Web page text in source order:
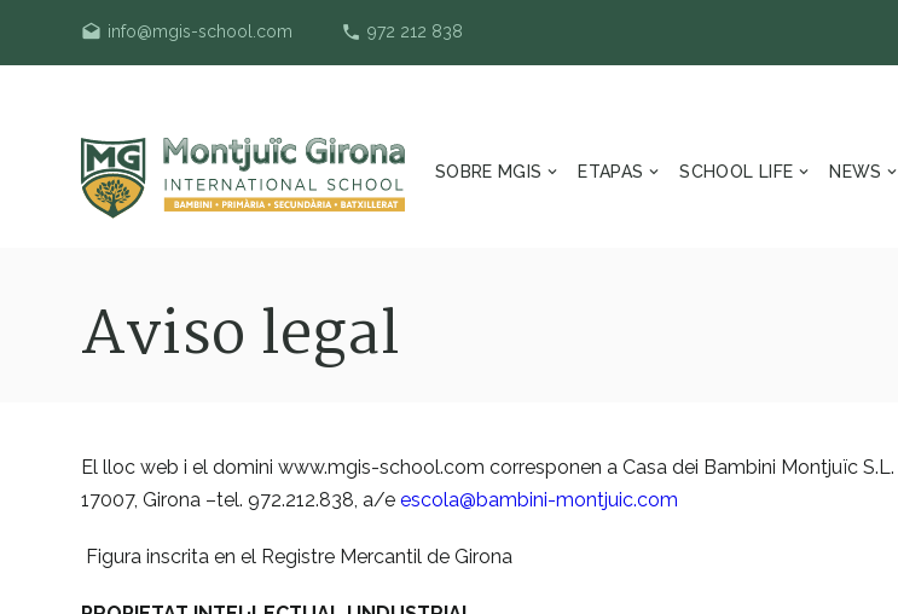
drafts info@mgis-school.com phone 972 212 838
SOBRE MGIS ETAPAS SCHOOL LIFE NEWS
Aviso legal
El lloc web i el domini www.mgis-school.com corresponen a Casa dei Bambini Montjuïc
17007, Girona –tel. 972.212.838, a/e escola@bambini-montjuic.com
Figura inscrita en el Registre Mercantil de Girona